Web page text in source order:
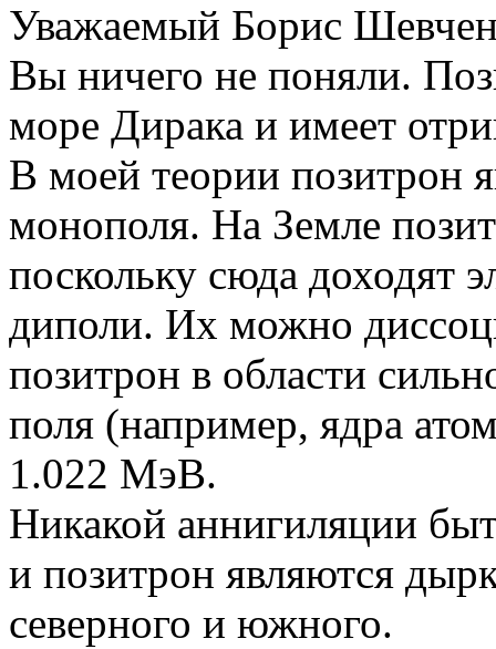
Уважаемый Борис
Вы ничего не поняли.
море Дирака и имеет
В моей теории позитрон
монополя. На Земле
поскольку сюда доходят
диполи. Их можно
позитрон в области
поля (например, ядра
1.022 МэВ.
Никакой аннигиляции
и позитрон являются
северного и южного.